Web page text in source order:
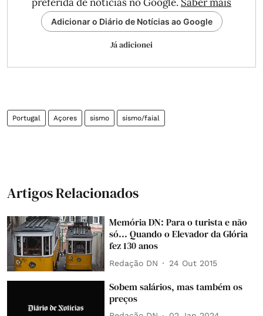
Adicionar o Diário de Notícias ao Google
Já adicionei
Portugal Açores sismo sismo/faial
Artigos Relacionados
Memória DN: Para o turista e não
só... Quando o Elevador da Glória
fez 130 anos
Redação DN 24 Out 2015
Sobem salários, mas também os
preços